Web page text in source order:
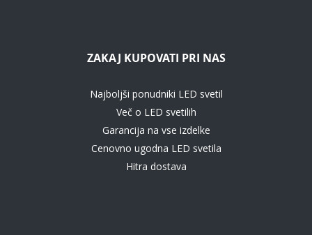
ZAKAJ KUPOVATI PRI NAS
Najboljši ponudniki LED svetil
Več o LED svetilih
Garancija na vse izdelke
Cenovno ugodna LED svetila
Hitra dostava